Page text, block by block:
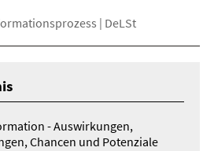
| DeLSt
- Auswirkungen,
Chancen und Potenziale